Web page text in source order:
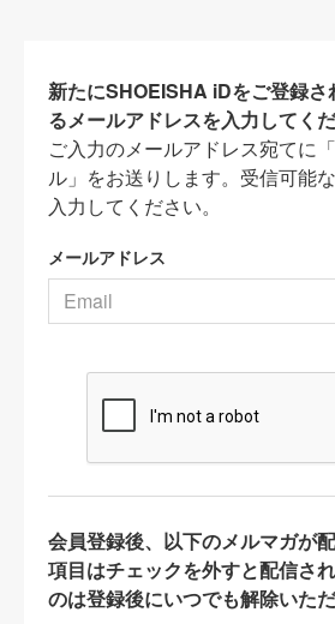
新たにSHOEISHA iDをご登録さ
るメールアドレスを入力してくだ
ご入力のメールアドレス宛てに
ル」をお送りします。受信可能
入力してください。
メールアドレス
会員登録後、以下のメルマガが
項目はチェックを外すと配信さ
のは登録後にいつでも解除いただ